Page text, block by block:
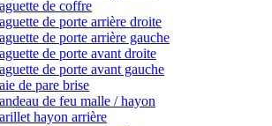
de coffre
de porte arrière droite
de porte arrière gauche
de porte avant droite
de porte avant gauche
de pare brise
de feu malle / hayon
hayon arrière